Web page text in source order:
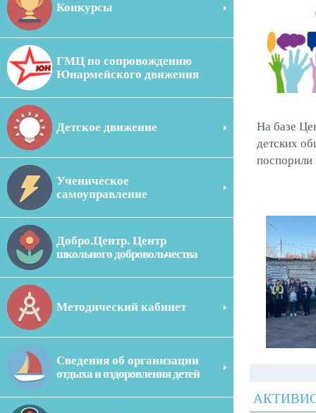
Конкурсы
ГМЦ по сопровождению
Юнармейского движения
Детское движение
Ученическое
самоуправление
Добро.Центр. Центр
школьного добровольчества
Методический кабинет
Сведения об организации
отдыха и оздоровления детей
На базе
детских
поспорили